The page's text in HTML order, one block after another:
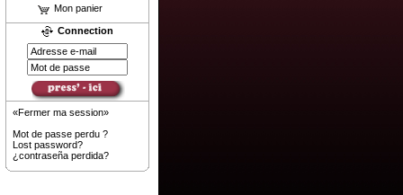
Mon panier
Connection
«Fermer ma session»
Mot de passe perdu ?
Lost password?
¿contraseña perdida?